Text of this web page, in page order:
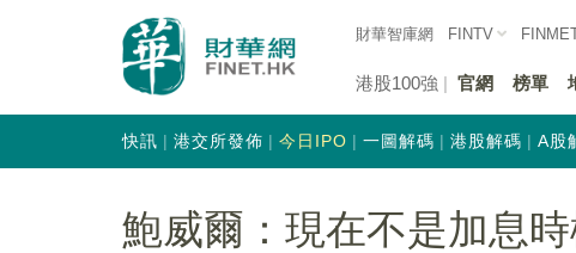
財華智庫網 FINTV
港股100強 官網 榜單
快訊 港交所發佈 今日IPO 一圖解碼 港股解碼 A股
鮑威爾：現在不是加息